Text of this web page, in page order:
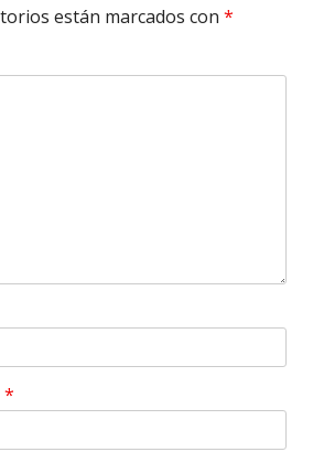
están marcados con *
*